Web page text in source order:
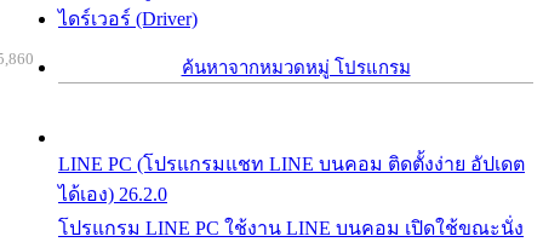
ไดร์เวอร์ (Driver)
ค้นหาจากหมวดหมู่ โปรแกรม
LINE PC (โปรแกรมแชท LINE บนคอม ติดตั้งง่าย อัปเดต
ได้เอง) 26.2.0
โปรแกรม LINE PC ใช้งาน LINE บนคอม เปิดใช้ขณะนั่ง